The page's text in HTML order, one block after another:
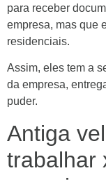
para receber
empresa, mas que
residenciais.
Assim, eles tem a
da empresa,
puder.
Antiga
trabalhar